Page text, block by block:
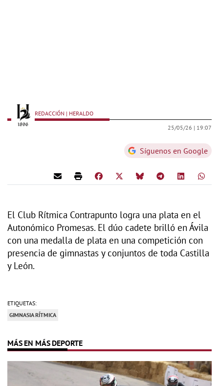
REDACCIÓN | HERALDO
25/05/26 | 19:07
Síguenos en Google
El Club Rítmica Contrapunto logra una plata en el
Autonómico Promesas. El dúo cadete brilló en Ávila
con una medalla de plata en una competición con
presencia de gimnastas y conjuntos de toda Castilla
y León.
ETIQUETAS:
GIMNASIA RÍTMICA
MÁS EN MÁS DEPORTE